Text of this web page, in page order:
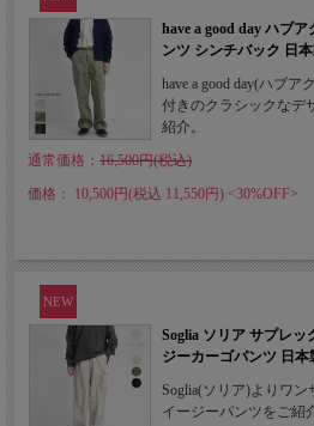
have a good day ハブ
ンツ シンチバック 日
have a good day(ハブ
付きのクラシックなデ
紹介。
通常価格： 16,500円(税込)
価格： 10,500円(税込 11,550円) <30%OFF>
NEW
Soglia ソリア サプレ
ジーカーゴパンツ 日本
Soglia(ソリア)よりワ
イージーパンツをご紹